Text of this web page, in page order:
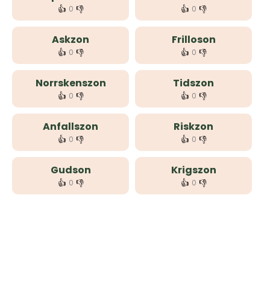
👍 0 👎 👍 0 👎
Askzon
👍 0 👎
Frilloson
👍 0 👎
Norrskenszon
👍 0 👎
Tidszon
👍 0 👎
Anfallszon
👍 0 👎
Riskzon
👍 0 👎
Gudson
👍 0 👎
Krigszon
👍 0 👎